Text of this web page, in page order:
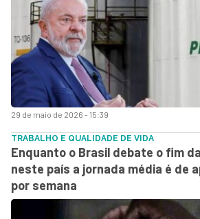
29 de maio de 2026 - 15:39
TRABALHO E QUALIDADE DE VIDA
Enquanto o Brasil debate o fim
neste país a jornada média é de
por semana